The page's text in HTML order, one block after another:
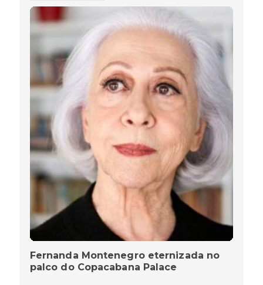
Fernanda Montenegro eternizada no
palco do Copacabana Palace